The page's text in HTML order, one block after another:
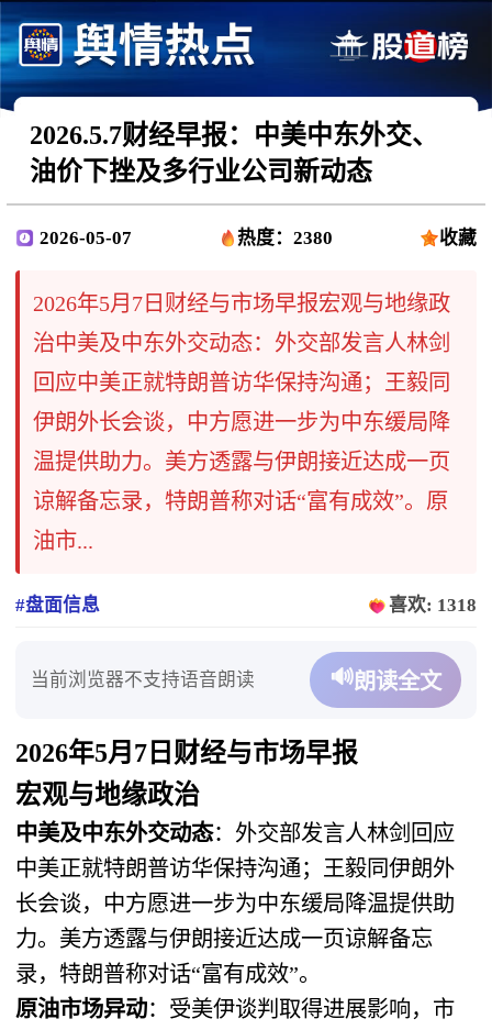
2026.5.7财经早报：中美中东外交、
油价下挫及多行业公司新动态
2026-05-07 热度：2380 收藏
2026年5月7日财经与市场早报宏观与地缘政
治中美及中东外交动态：外交部发言人林剑
回应中美正就特朗普访华保持沟通；王毅同
伊朗外长会谈，中方愿进一步为中东缓局降
温提供助力。美方透露与伊朗接近达成一页
谅解备忘录，特朗普称对话“富有成效”。原
油市...
#盘面信息 喜欢: 1318
当前浏览器不支持语音朗读 🔊朗读全文
2026年5月7日财经与市场早报
宏观与地缘政治
中美及中东外交动态：外交部发言人林剑回应
中美正就特朗普访华保持沟通；王毅同伊朗外
长会谈，中方愿进一步为中东缓局降温提供助
力。美方透露与伊朗接近达成一页谅解备忘
录，特朗普称对话“富有成效”。
原油市场异动：受美伊谈判取得进展影响，市